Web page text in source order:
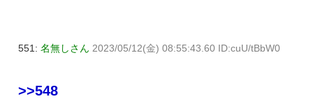
551: 名無しさん 2023/05/12(金) 08:55:43.60 ID:cuU/tBbW0
>>548